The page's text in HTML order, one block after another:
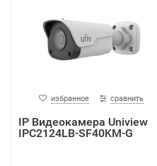
избранное сравнить
IP Видеокамера Uniview
IPC2124LB-SF40KM-G